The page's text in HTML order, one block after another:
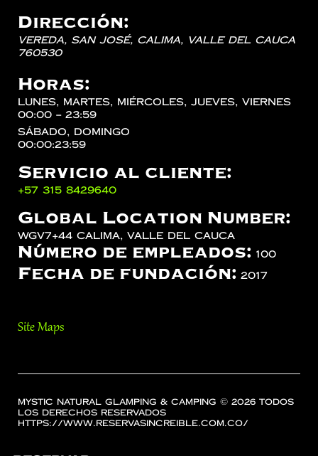
Dirección:
Vereda, San José, Calima, Valle del Cauca
760530
Horas:
lunes, martes, miércoles, jueves, viernes
00:00 – 23:59
sábado, domingo
00:00:23:59
Servicio al cliente:
‪+57 315 8429640‬
Global Location Number:
WGV7+44 Calima, Valle del Cauca
Número de empleados: 100
Fecha de fundación: 2017
Site Maps
Mystic Natural Glamping & Camping © 2026 Todos
los Derechos Reservados
https://www.reservasincreible.com.co/